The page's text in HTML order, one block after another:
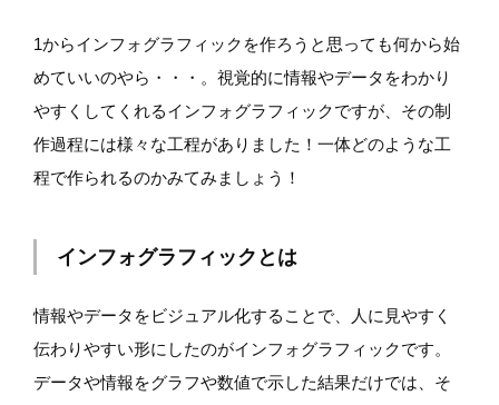
1からインフォグラフィックを作ろうと思っても何から始
めていいのやら・・・。視覚的に情報やデータをわかり
やすくしてくれるインフォグラフィックですが、その制
作過程には様々な工程がありました！一体どのような工
程で作られるのかみてみましょう！
インフォグラフィックとは
情報やデータをビジュアル化することで、人に見やすく
伝わりやすい形にしたのがインフォグラフィックです。
データや情報をグラフや数値で示した結果だけでは、そ